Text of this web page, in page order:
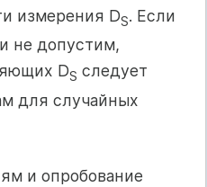
измерения DS. Если
не допустим,
DS следует
для случайных
и опробование